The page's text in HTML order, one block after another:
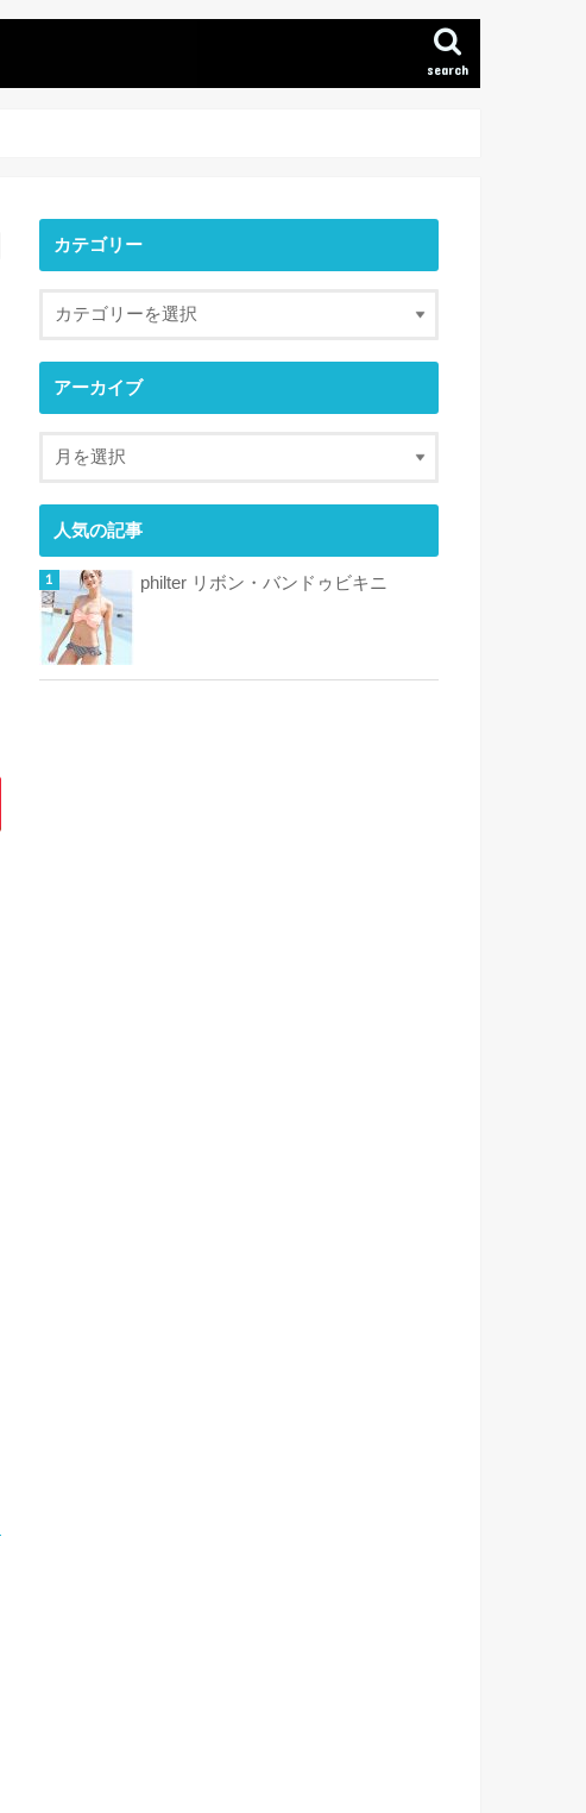
search
カテゴリー
アーカイブ
人気の記事
philter リボン・バンドゥビキニ